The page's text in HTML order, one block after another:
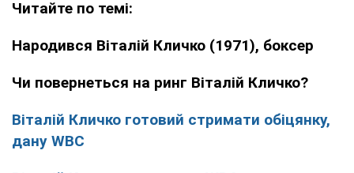
Читайте по темі:
Народився Віталій Кличко (1971), боксер
Чи повернеться на ринг Віталій Кличко?
Віталій Кличко готовий стримати обіцянку,
дану WBC